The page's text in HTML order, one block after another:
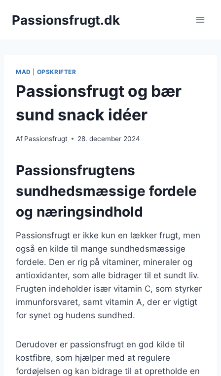
Passionsfrugt.dk
MAD OPSKRIFTER
Passionsfrugt og bær
sund snack idéer
Af Passionsfrugt 28. december 2024
Passionsfrugtens
sundhedsmæssige fordele
og næringsindhold
Passionsfrugt er ikke kun en lækker frugt, men
også en kilde til mange sundhedsmæssige
fordele. Den er rig på vitaminer, mineraler og
antioxidanter, som alle bidrager til et sundt liv.
Frugten indeholder især vitamin C, som styrker
immunforsvaret, samt vitamin A, der er vigtigt
for synet og hudens sundhed.
Derudover er passionsfrugt en god kilde til
kostfibre, som hjælper med at regulere
fordøjelsen og kan bidrage til at opretholde en